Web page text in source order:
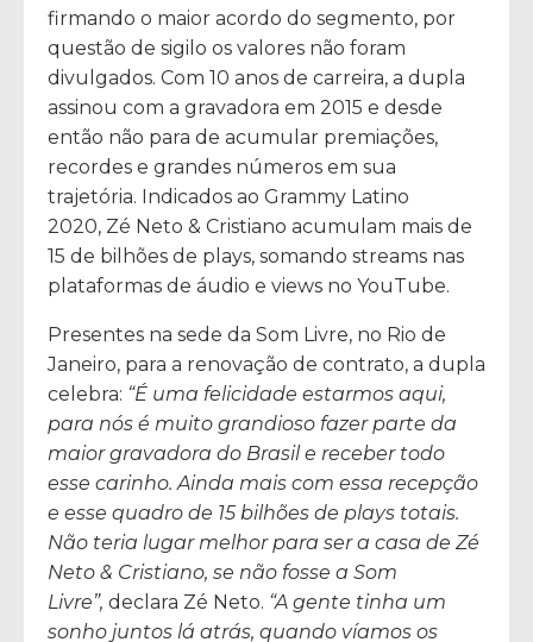
firmando o maior acordo do segmento, por
questão de sigilo os valores não foram
divulgados. Com 10 anos de carreira, a dupla
assinou com a gravadora em 2015 e desde
então não para de acumular premiações,
recordes e grandes números em sua
trajetória. Indicados ao Grammy Latino
2020, Zé Neto & Cristiano acumulam mais de
15 de bilhões de plays, somando streams nas
plataformas de áudio e views no YouTube.
Presentes na sede da Som Livre, no Rio de
Janeiro, para a renovação de contrato, a dupla
celebra: “É uma felicidade estarmos aqui,
para nós é muito grandioso fazer parte da
maior gravadora do Brasil e receber todo
esse carinho. Ainda mais com essa recepção
e esse quadro de 15 bilhões de plays totais.
Não teria lugar melhor para ser a casa de Zé
Neto & Cristiano, se não fosse a Som
Livre”, declara Zé Neto. “A gente tinha um
sonho juntos lá atrás, quando víamos os